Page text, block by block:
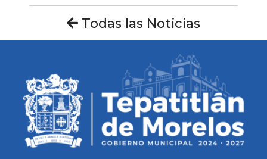
Todas las Noticias